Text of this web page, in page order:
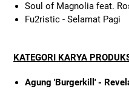
Soul of Magnolia feat.
Fu2ristic - Selamat Pagi
KATEGORI KARYA
Agung 'Burgerkill' -